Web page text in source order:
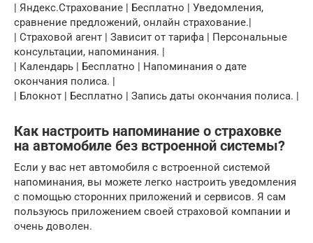
| Яндекс.Страхование | Бесплатно | Уведомления,
сравнение предложений, онлайн страхование.|
| Страховой агент | Зависит от тарифа | Персональные
консультации, напоминания. |
| Календарь | Бесплатно | Напоминания о дате
окончания полиса. |
| Блокнот | Бесплатно | Запись даты окончания полиса. |
Как настроить напоминание о страховке
на автомобиле без встроенной системы?
Если у вас нет автомобиля с встроенной системой
напоминания, вы можете легко настроить уведомления
с помощью сторонних приложений и сервисов. Я сам
пользуюсь приложением своей страховой компании и
очень доволен.